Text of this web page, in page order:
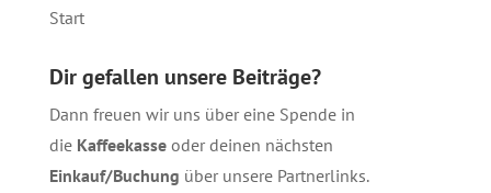
Start
Dir gefallen unsere Beiträge?
Dann freuen wir uns über eine Spende in
die Kaffeekasseoder deinen nächsten
Einkauf/Buchung über unsere Partnerlinks.